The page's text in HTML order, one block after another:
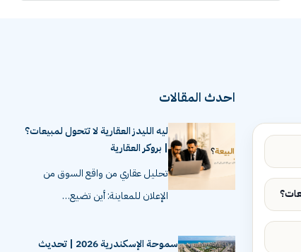
احدث المقالات
ليه الليدز العقارية لا تتحول لمبيعات؟
| بروكر العقارية
تحليل عقاري من واقع السوق من
الإعلان للمعاينة: أين تضيع…
سموحة الإسكندرية 2026 | تحديث